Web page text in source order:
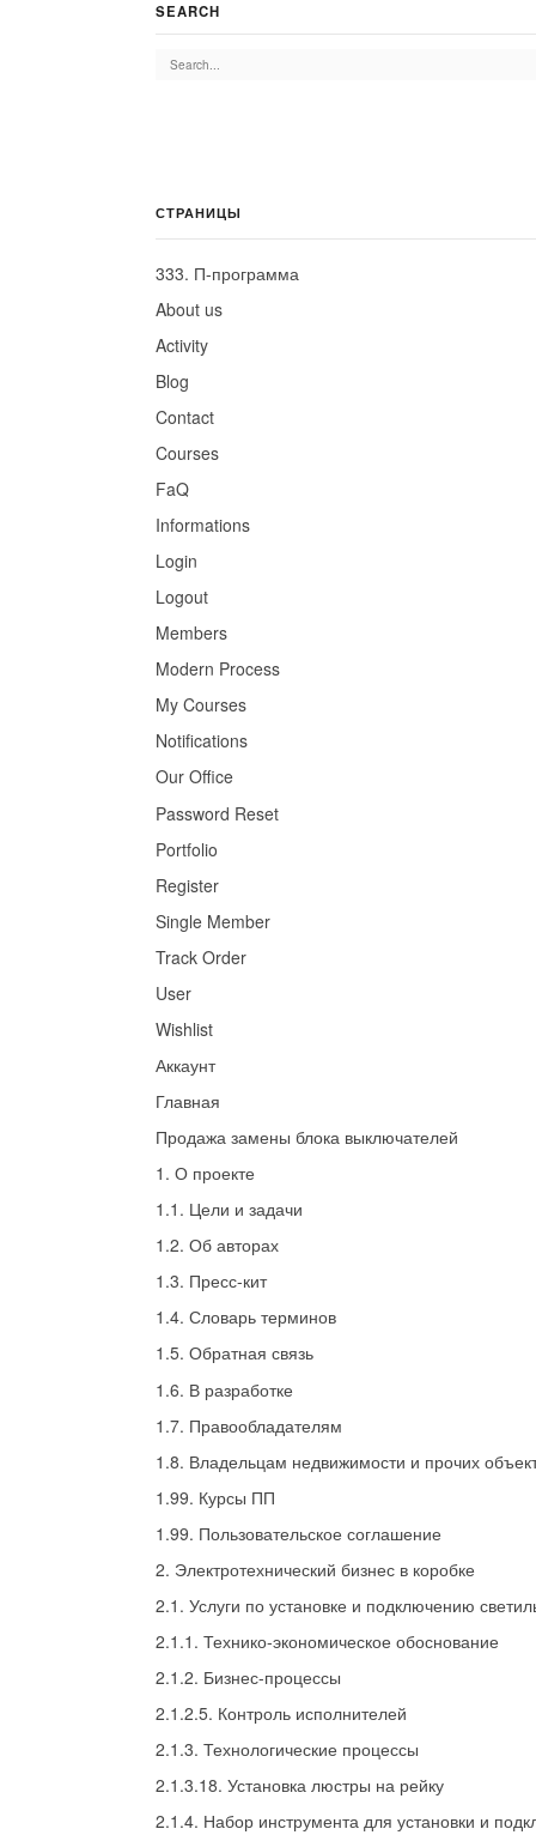
SEARCH
СТРАНИЦЫ
333. П-программа
About us
Activity
Blog
Contact
Courses
FaQ
Informations
Login
Logout
Members
Modern Process
My Courses
Notifications
Our Office
Password Reset
Portfolio
Register
Single Member
Track Order
User
Wishlist
Аккаунт
Главная
Продажа замены блока выключателей
1. О проекте
1.1. Цели и задачи
1.2. Об авторах
1.3. Пресс-кит
1.4. Словарь терминов
1.5. Обратная связь
1.6. В разработке
1.7. Правообладателям
1.8. Владельцам недвижимости и прочих
1.99. Курсы ПП
1.99. Пользовательское соглашение
2. Электротехнический бизнес в коробке
2.1. Услуги по установке и подключению
2.1.1. Технико-экономическое обоснование
2.1.2. Бизнес-процессы
2.1.2.5. Контроль исполнителей
2.1.3. Технологические процессы
2.1.3.18. Установка люстры на рейку
2.1.4. Набор инструмента для установки и